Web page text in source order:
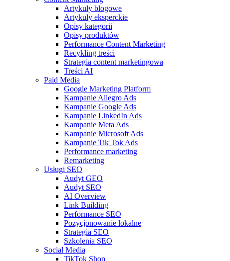
Artykuły blogowe
Artykuły eksperckie
Opisy kategorii
Opisy produktów
Performance Content Marketing
Recykling treści
Strategia content marketingowa
Treści AI
Paid Media
Google Marketing Platform
Kampanie Allegro Ads
Kampanie Google Ads
Kampanie LinkedIn Ads
Kampanie Meta Ads
Kampanie Microsoft Ads
Kampanie Tik Tok Ads
Performance marketing
Remarketing
Usługi SEO
Audyt GEO
Audyt SEO
AI Overview
Link Building
Performance SEO
Pozycjonowanie lokalne
Strategia SEO
Szkolenia SEO
Social Media
TikTok Shop